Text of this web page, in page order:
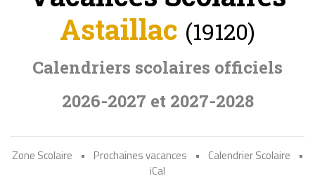
Astaillac (19120)
Calendriers scolaires officiels
2026-2027 et 2027-2028
Zone Scolaire • Prochaines vacances • Calendrier Scolaire
•
iCal